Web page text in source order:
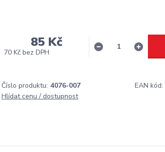
85 Kč
70 Kč bez DPH
Číslo produktu: 4076-007 EAN kód:
Hlídat cenu / dostupnost